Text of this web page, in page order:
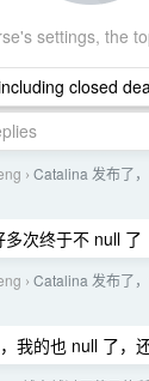
settings, the
closed
› Catalina 发布了
多次终于不 null 了
› Catalina 发布了
我的也 null 了，